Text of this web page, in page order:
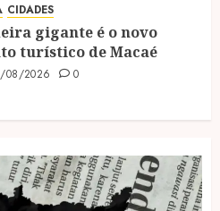
CIDADES
gigante é o novo
turístico de Macaé
08/2026 0